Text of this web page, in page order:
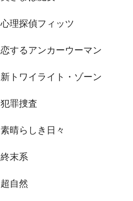
心理探偵フィッツ
恋するアンカーウーマン
新トワイライト・ゾーン
犯罪捜査
素晴らしき日々
終末系
超自然